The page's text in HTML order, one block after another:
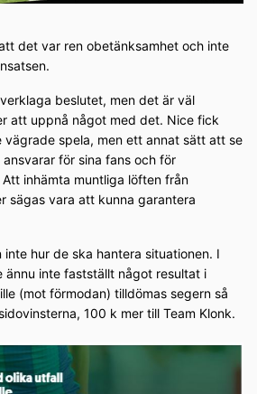
det var ren obetänksamhet och inte
beslutet, men det är väl
att uppnå något med det. Nice fick
vägrade spela, men ett annat sätt att se
för sina fans och för
inhämta muntliga löften från
sägas vara att kunna garantera
hur de ska hantera situationen. I
ännu inte fastställt något resultat i
(mot förmodan) tilldömas segern så
100 k mer till Team Klonk.